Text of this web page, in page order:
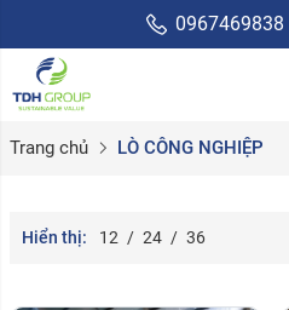
0967469838
Trang chủ LÒ CÔNG NGHIỆP
Hiển thị: 12 / 24 / 36